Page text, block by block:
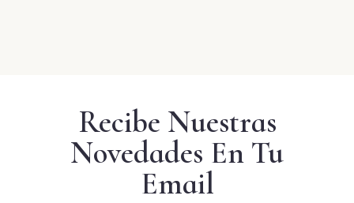
Recibe Nuestras
Novedades En Tu
Email